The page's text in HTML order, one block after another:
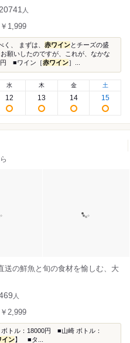
人
1,999
く、 まずは、 赤ワインとチーズの盛
願いしたのですが、これが、なかな
円 ■ワイン［赤ワイン］...
水
12
木
13
金
14
土
15
送の鮮魚と旬の食材を愉しむ、大
人
2,999
トル：18000円 ■山崎 ボトル：
イン】 ■タ...